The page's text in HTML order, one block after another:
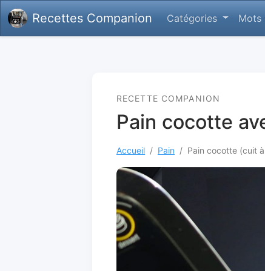
Recettes Companion Catégories Mots
RECETTE COMPANION
Pain cocotte
Accueil Pain Pain cocotte (cuit